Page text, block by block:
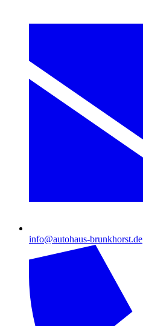
info@autohaus-brunkhorst.de